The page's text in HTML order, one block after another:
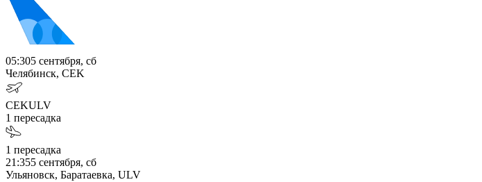
05:305 сентября, сб
Челябинск, CEK
CEKULV
1 пересадка
1 пересадка
21:355 сентября, сб
Ульяновск, Баратаевка, ULV